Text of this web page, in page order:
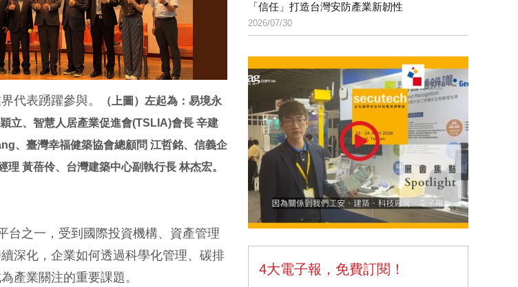
代表踴躍參與。
（上圖）左起為：易境永
立、智慧人居產業促進會(TSLIA)會長 辛建
、臺灣幸福健築協會總顧問 江哲銘、信義企
黃蓓伶、台灣建築中心副執行長 林杰宏。
台之一，受到國際投資機構、資產管理
深化，企業如何透過科學化管理、碳排
產業關注的重要課題。
「信任」打造台灣安防產業新韌性
2026/07/30
4大電子報，免費訂閱！